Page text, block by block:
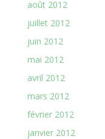
août 2012
juillet 2012
juin 2012
mai 2012
avril 2012
mars 2012
février 2012
janvier 2012